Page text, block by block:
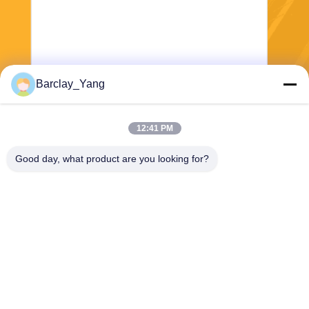
Barclay_Yang
12:41 PM
Good day, what product are you looking for?